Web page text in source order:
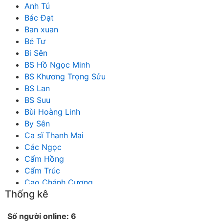
Anh Tú
Bác Đạt
Ban xuan
Bé Tư
Bi Sên
BS Hồ Ngọc Minh
BS Khương Trọng Sửu
BS Lan
BS Suu
Bùi Hoàng Linh
By Sên
Ca sĩ Thanh Mai
Các Ngọc
Cẩm Hồng
Cẩm Trúc
Cao Chánh Cương
Cao Nhật Quyên
Chích Chị
Thống kê
Số người online: 6